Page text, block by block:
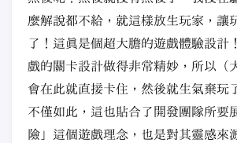
麼解說都不給，就這樣放生玩家，讓
了！這真是個超大膽的遊戲體驗設計
戲的關卡設計做得非常精妙，所以（
會在此就直接卡住，然後就生氣棄玩
不僅如此，這也貼合了開發團隊所要
險」這個遊戲理念，也是對其靈感來